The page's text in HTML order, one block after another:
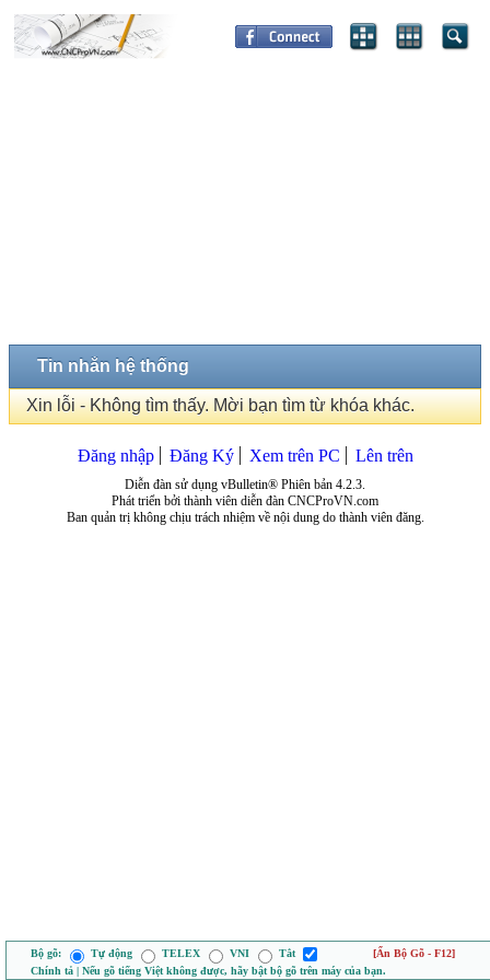
Tin nhắn hệ thống
Xin lỗi - Không tìm thấy. Mời bạn tìm từ khóa khác.
Đăng nhập Đăng Ký Xem trên PC Lên trên
Diễn đàn sử dụng vBulletin® Phiên bản 4.2.3.
Phát triển bởi thành viên diễn đàn CNCProVN.com
Ban quản trị không chịu trách nhiệm về nội dung do thành viên đăng.
Bộ gõ: Tự động TELEX VNI Tắt
[Ẩn Bộ Gõ - F12]
Chính tả | Nếu gõ tiếng Việt không được, hãy bật bộ gõ trên máy của bạn.